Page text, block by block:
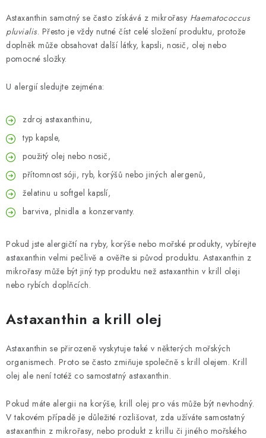
Astaxanthin samotný se často získává z mikrořasy Haematococcus
pluvialis. Přesto je vždy nutné číst celé složení produktu, protože
doplněk může obsahovat další látky, kapsli, nosič, olej nebo
pomocné složky.
U alergií sledujte zejména:
zdroj astaxanthinu,
typ kapsle,
použitý olej nebo nosič,
přítomnost sóji, ryb, korýšů nebo jiných alergenů,
želatinu u softgel kapslí,
barviva, plnidla a konzervanty.
Pokud jste alergičtí na ryby, korýše nebo mořské produkty, vybírejte
astaxanthin velmi pečlivě a ověřte si původ produktu. Astaxanthin z
mikrořasy může být jiný typ produktu než astaxanthin v krill oleji
nebo rybích doplňcích.
Astaxanthin a krill olej
Astaxanthin se přirozeně vyskytuje také v některých mořských
organismech. Proto se často zmiňuje společně s krill olejem. Krill
olej ale není totéž co samostatný astaxanthin.
Pokud máte alergii na korýše, krill olej pro vás může být nevhodný.
V takovém případě je důležité rozlišovat, zda užíváte samostatný
astaxanthin z mikrořasy, nebo produkt z krillu či jiného mořského